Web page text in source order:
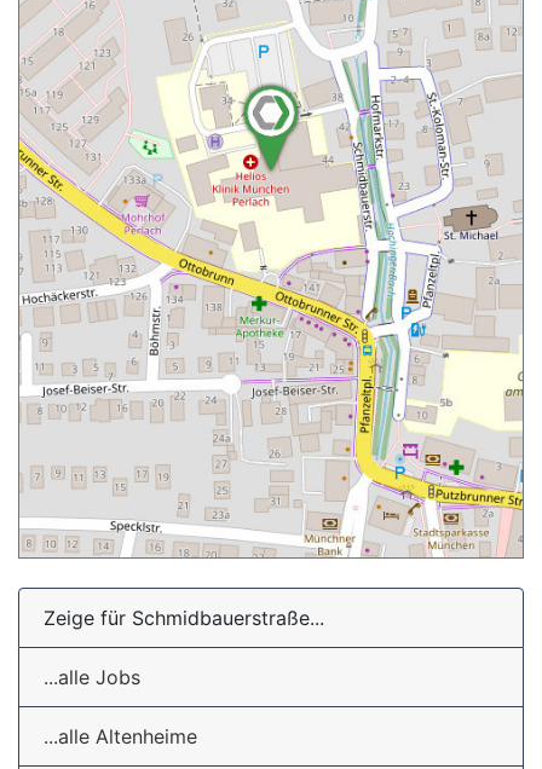
Zeige für Schmidbauerstraße...
...alle Jobs
...alle Altenheime